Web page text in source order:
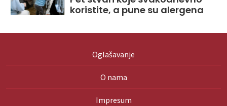
koristite, a pune su alergena
Oglašavanje
O nama
Impresum